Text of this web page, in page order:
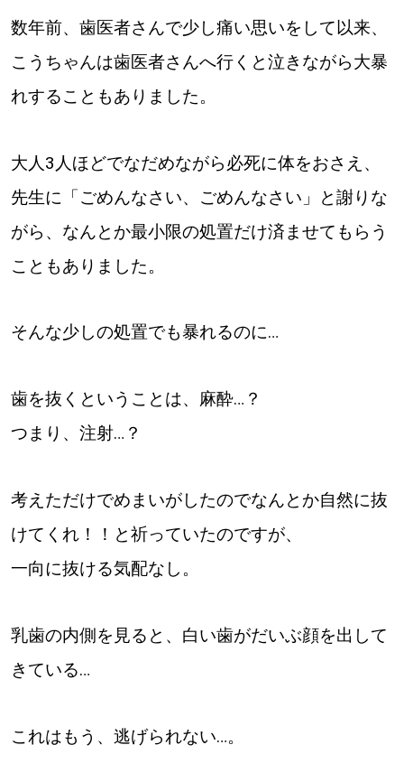
北海道で暮らす、あなたとつくる、
道南
道東
KEYWORD キーワード
Sitakke編集部あい
【いろんな価値観や生き方に触れたい】
【札幌のお気に入りを見つけたい】
【道北のお気に入りを見つけたい】
【道東のお気に入りを見つけたい】
数年前、歯医者さんで少し痛い思いをして以来、
こうちゃんは歯医者さんへ行くと泣きながら大暴
れすることもありました。
大人3人ほどでなだめながら必死に体をおさえ、
先生に「ごめんなさい、ごめんなさい」と謝りな
がら、なんとか最小限の処置だけ済ませてもらう
こともありました。
そんな少しの処置でも暴れるのに…
歯を抜くということは、麻酔…？
つまり、注射…？
考えただけでめまいがしたのでなんとか自然に抜
けてくれ！！と祈っていたのですが、
一向に抜ける気配なし。
乳歯の内側を見ると、白い歯がだいぶ顔を出して
きている…
これはもう、逃げられない…。